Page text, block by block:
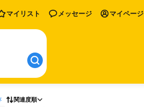
マイリスト メッセージ マイページ
関連度順